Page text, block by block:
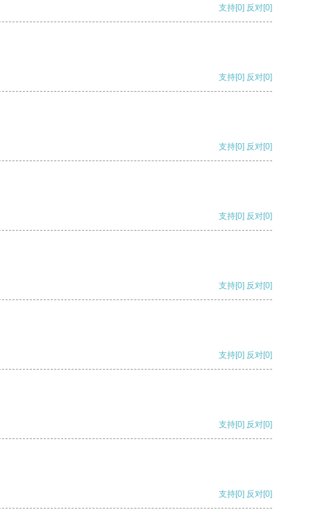
支持[0] 反对[0]
支持[0] 反对[0]
支持[0] 反对[0]
支持[0] 反对[0]
支持[0] 反对[0]
支持[0] 反对[0]
支持[0] 反对[0]
支持[0] 反对[0]